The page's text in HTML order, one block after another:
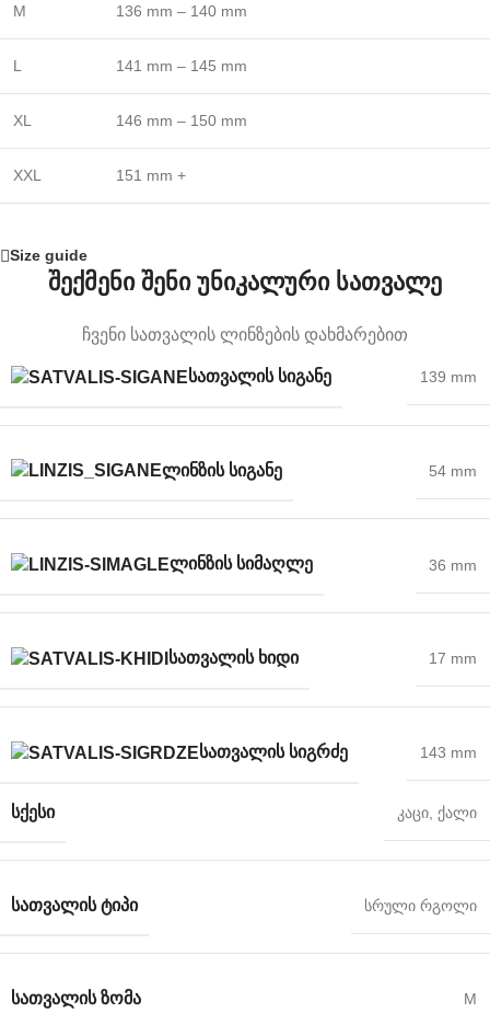
M 136 mm – 140 mm
L 141 mm – 145 mm
XL 146 mm – 150 mm
XXL 151 mm +
Size guide
შექმენი შენი უნიკალური სათვალე
ჩვენი სათვალის ლინზების დახმარებით
ᲡᲐᲗᲕᲐᲚᲘᲡ ᲡᲘᲒᲐᲜᲔ 139 mm
ᲚᲘᲜᲖᲘᲡ ᲡᲘᲒᲐᲜᲔ 54 mm
ᲚᲘᲜᲖᲘᲡ ᲡᲘᲛᲐᲦᲚᲔ 36 mm
ᲡᲐᲗᲕᲐᲚᲘᲡ ᲮᲘᲓᲘ 17 mm
ᲡᲐᲗᲕᲐᲚᲘᲡ ᲡᲘᲒᲠᲫᲔ 143 mm
ᲡᲥᲔᲡᲘ კაცი ქალი
ᲡᲐᲗᲕᲐᲚᲘᲡ ᲢᲘᲞᲘ სრული რგოლი
ᲡᲐᲗᲕᲐᲚᲘᲡ ᲖᲝᲛᲐ M